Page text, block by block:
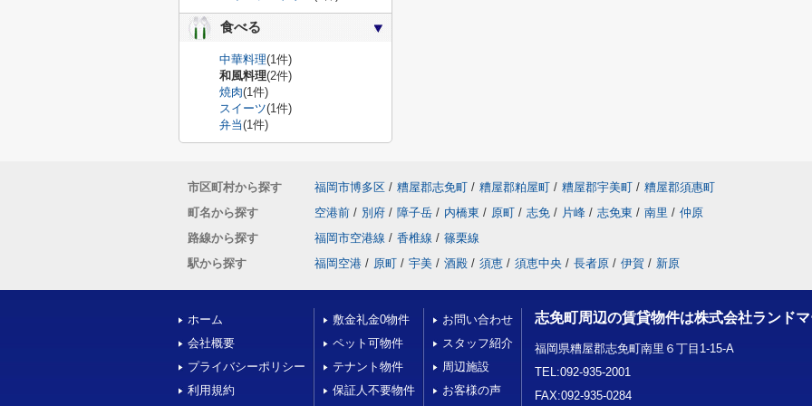
食べる
中華料理(1件)
和風料理(2件)
焼肉(1件)
スイーツ(1件)
弁当(1件)
市区町村から探す 福岡市博多区 / 糟屋郡志免町 / 糟屋郡粕屋町 / 糟屋郡宇美町 / 糟屋郡須惠町
町名から探す
空港前 / 別府 / 障子岳 / 内橋東 / 原町 / 志免 / 片峰 / 志免東 / 南里 / 仲原
路線から探す
福岡市空港線 / 香椎線 / 篠栗線
駅から探す
福岡空港 / 原町 / 宇美 / 酒殿 / 須恵 / 須恵中央 / 長者原 / 伊賀 / 新原
ホーム
会社概要
プライバシーポリシー
利用規約
敷金礼金0物件
ペット可物件
テナント物件
保証人不要物件
お問い合わせ
スタッフ紹介
周辺施設
お客様の声
志免町周辺の賃貸物件は株式会社ランド
福岡県糟屋郡志免町南里６丁目1-15-A
TEL:092-935-2001
FAX:092-935-0284